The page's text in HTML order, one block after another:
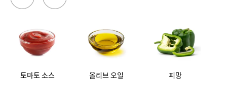
토마토 소스 올리브 오일 피망